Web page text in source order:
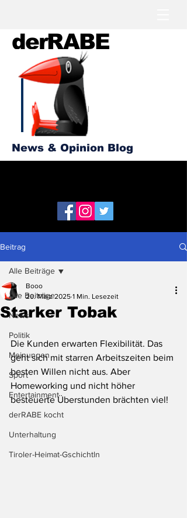
derRABE
News & Opinion Blog
Beitrag
Alle Beiträge
News
Politik
Meinungen
Sport
Entertainment
derRABE kocht
Unterhaltung
Tiroler-Heimat-Gschichtln
Alle Beiträge
Starker Tobak
Booo
20. März 2025 1 Min. Lesezeit
Die Kunden erwarten Flexibilität. Das
geht sich mit starren Arbeitszeiten beim
besten Willen nicht aus. Aber
Homeworking und nicht höher
besteuerte Überstunden brächten viel!